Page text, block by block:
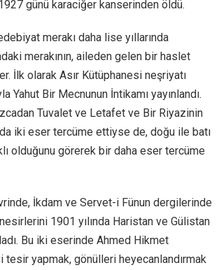
günü karaciğer kanserinden öldü.
merakı daha lise yıllarında
merakının, aileden gelen bir haslet
İlk olarak Asır Kütüphanesi neşriyatı
Yahut Bir Mecnunun İntikamı yayınlandı.
Tuvalet ve Letafet ve Bir Riyazinin
iki eser tercüme ettiyse de, doğu ile batı
olduğunu görerek bir daha eser tercüme
İkdam ve Servet-i Fünun dergilerinde
1901 yılında Haristan ve Gülistan
Bu iki eserinde Ahmed Hikmet
tesir yapmak, gönülleri heyecanlandırmak